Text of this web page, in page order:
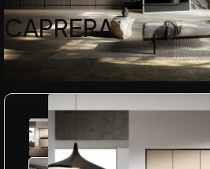
CAPRERA